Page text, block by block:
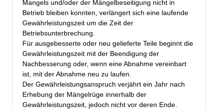
Mangels und/oder der Mängelbeseitigung nicht in
Betrieb bleiben konnten, verlängert sich eine laufende
Gewährleistungszeit um die Zeit der
Betriebsunterbrechung.
Für ausgebesserte oder neu gelieferte Teile beginnt die
Gewährleistungszeit mit der Beendigung der
Nachbesserung oder, wenn eine Abnahme vereinbart
ist, mit der Abnahme neu zu laufen.
Der Gewährleistungsanspruch verjährt ein Jahr nach
Erhebung der Mängelrüge innerhalb der
Gewährleistungszeit, jedoch nicht vor deren Ende.